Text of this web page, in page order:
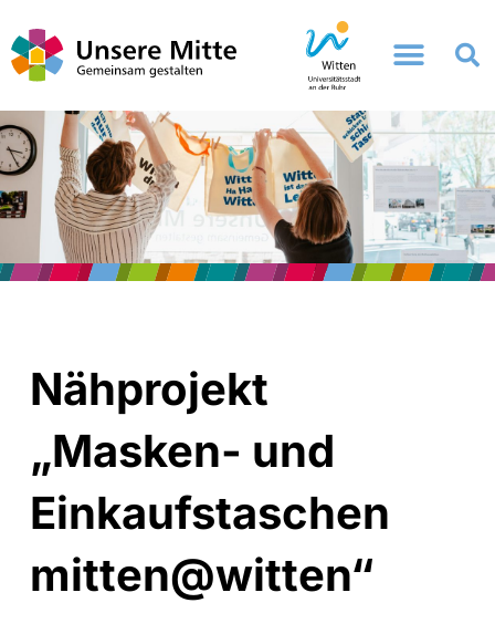
Inhalt
springen
Nähprojekt
„Masken- und
Einkaufs­taschen
mitten@witten“